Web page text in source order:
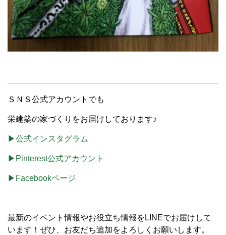
ＳＮＳ公式アカウントでも
栄建築の家づくりをお届けしております♪
▶公式インスタグラム
▶Pinterest公式アカウント
▶Facebookページ
最新のイベント情報やお役立ち情報をLINEでお届けして
います！ぜひ、お友だち追加をよろしくお願いします。